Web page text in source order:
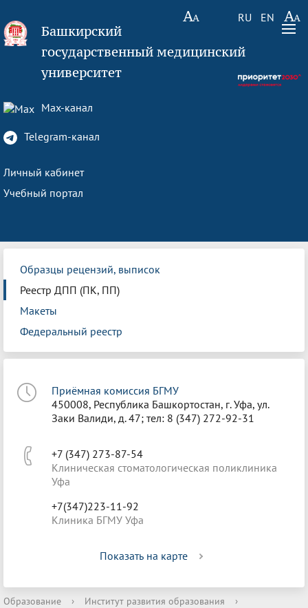
RU EN
Башкирский
государственный медицинский
университет
Max-канал
Telegram-канал
Личный кабинет
Учебный портал
Образцы рецензий, выписок
Реестр ДПП (ПК, ПП)
Макеты
Федеральный реестр
Приёмная комиссия БГМУ
450008, Республика Башкортостан, г. Уфа, ул.
Заки Валиди, д. 47; тел: 8 (347) 272-92-31
+7 (347) 273-87-54
Клиническая стоматологическая поликлиника
Уфа
+7(347)223-11-92
Клиника БГМУ Уфа
Показать на карте
Образование › Институт развития образования
›